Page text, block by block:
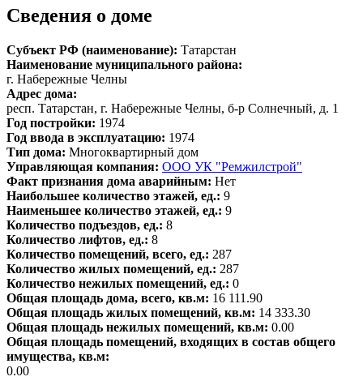
Сведения о доме
Субъект РФ (наименование): Татарстан
Наименование муниципального района:
г. Набережные Челны
Адрес дома:
респ. Татарстан, г. Набережные Челны, б-р Солнечный, д. 1
Год постройки: 1974
Год ввода в эксплуатацию: 1974
Тип дома: Многоквартирный дом
Управляющая компания: ООО УК "Ремжилстрой"
Факт признания дома аварийным: Нет
Наибольшее количество этажей, ед.: 9
Наименьшее количество этажей, ед.: 9
Количество подъездов, ед.: 8
Количество лифтов, ед.: 8
Количество помещений, всего, ед.: 287
Количество жилых помещений, ед.: 287
Количество нежилых помещений, ед.: 0
Общая площадь дома, всего, кв.м: 16 111.90
Общая площадь жилых помещений, кв.м: 14 333.30
Общая площадь нежилых помещений, кв.м: 0.00
Общая площадь помещений, входящих в состав общего
имущества, кв.м:
0.00